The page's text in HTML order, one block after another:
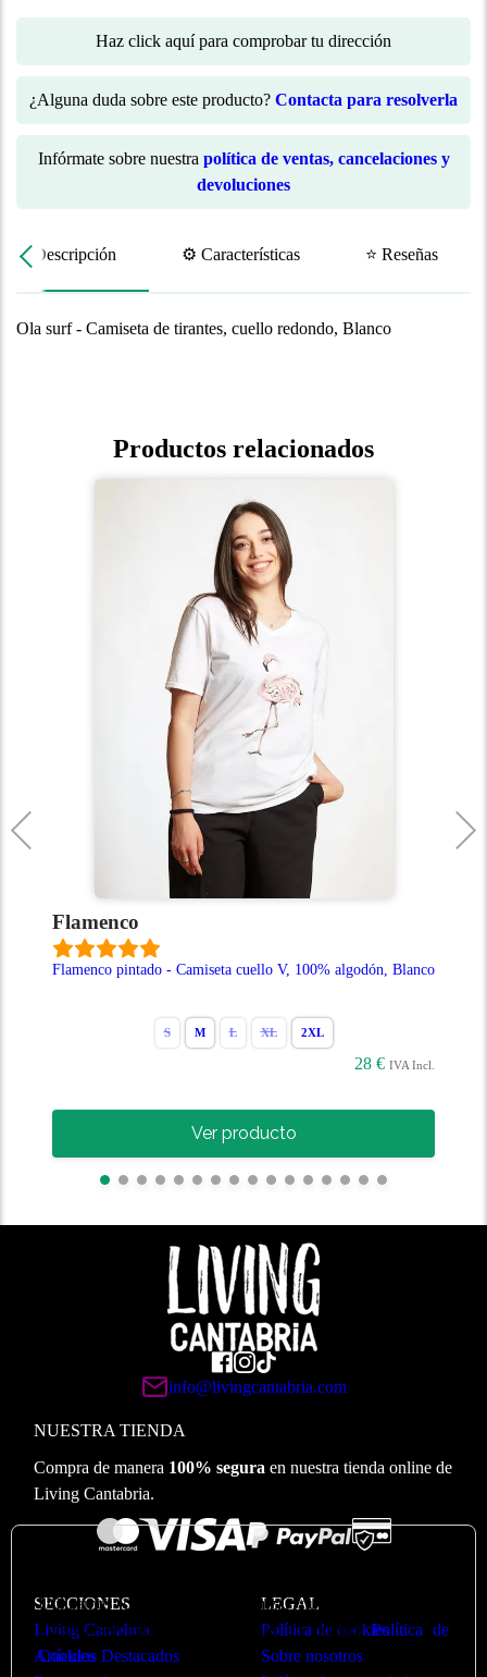
Haz click aquí para comprobar tu dirección
¿Alguna duda sobre este producto? Contacta para resolverla
Infórmate sobre nuestra política de ventas, cancelaciones y
devoluciones
📝 Descripción ⚙️ Características ⭐ Reseñas
Ola surf - Camiseta de tirantes, cuello redondo, Blanco
Productos relacionados
cuello V, 100% algodón, Blanco Águila - Camiseta cuello V,
info@livingcantabria.com
NUESTRA TIENDA
Compra de manera 100% segura en nuestra tienda online de
Living Cantabria.
SECCIONES
Living Cantabria
Artículos Destacados
LEGAL
Política de cookies
Sobre nosotros
Utilizamos cookies para optimizar nuestro sitio web y
nuestro servicio. Puede ver más en nuestraPolítica de
Cookies